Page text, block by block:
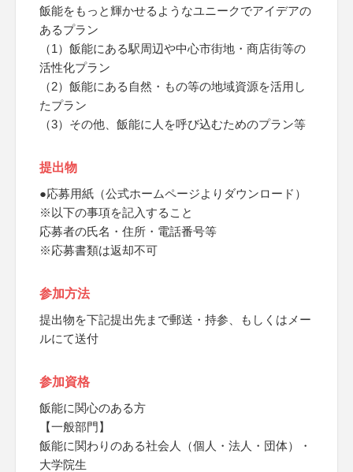
飯能をもっと輝かせるようなユニークでアイデアの
あるプラン
（1）飯能にある駅周辺や中心市街地・商店街等の
活性化プラン
（2）飯能にある自然・もの等の地域資源を活用し
たプラン
（3）その他、飯能に人を呼び込むためのプラン等
提出物
●応募用紙（公式ホームページよりダウンロード）
※以下の事項を記入すること
応募者の氏名・住所・電話番号等
※応募書類は返却不可
参加方法
提出物を下記提出先まで郵送・持参、もしくはメー
ルにて送付
参加資格
飯能に関心のある方
【一般部門】
飯能に関わりのある社会人（個人・法人・団体）・
大学院生